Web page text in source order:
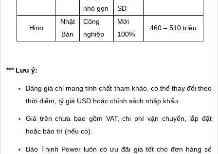
nhỏ gọn
SD
Hino
Nhật
Bản
Công
nghiệp
Mới
100%
460 – 510 triệu
*** Lưu ý:
Bảng giá chỉ mang tính chất tham khảo, có thể thay đổi theo
thời điểm, tỷ giá USD hoặc chính sách nhập khẩu.
Giá trên chưa bao gồm VAT, chi phí vận chuyển, lắp đặt
hoặc bảo trì (nếu có).
Bảo Thịnh Power luôn có ưu đãi giá tốt cho đơn hàng số